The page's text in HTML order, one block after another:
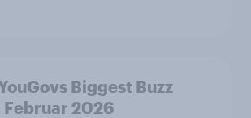
Biggest Buzz
Februar 2026